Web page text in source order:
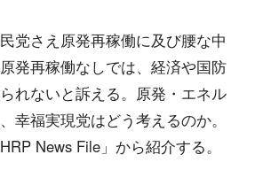
党さえ原発再稼働に及び腰な中
発再稼働なしでは、経済や国防
れないと訴える。原発・エネル
幸福実現党はどう考えるのか。
News File」から紹介する。